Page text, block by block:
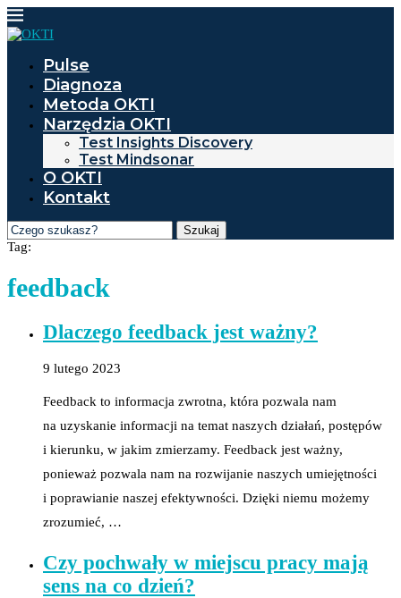
Pulse
Diagnoza
Metoda OKTI
Narzędzia OKTI
Test Insights Discovery
Test Mindsonar
O OKTI
Kontakt
Szukaj
Tag:
feedback
Dlaczego feedback jest ważny?
9 lutego 2023
Feedback to informacja zwrotna, która pozwala nam
na uzyskanie informacji na temat naszych działań, postępów
i kierunku, w jakim zmierzamy. Feedback jest ważny,
ponieważ pozwala nam na rozwijanie naszych umiejętności
i poprawianie naszej efektywności. Dzięki niemu możemy
zrozumieć, …
Czy pochwały w miejscu pracy mają
sens na co dzień?